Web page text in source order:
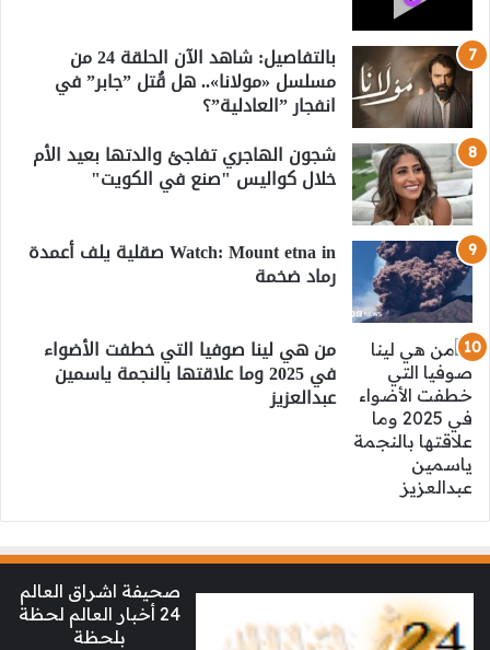
بالتفاصيل: شاهد الآن الحلقة 24 من
مسلسل «مولانا».. هل قُتل ”جابر” في
انفجار ”العادلية”؟
شجون الهاجري تفاجئ والدتها بعيد الأم
خلال كواليس "صنع في الكويت"
Watch: Mount etna in صقلية يلف أعمدة
رماد ضخمة
من هي لينا صوفيا التي خطفت الأضواء
في 2025 وما علاقتها بالنجمة ياسمين
عبدالعزيز
صحيفة اشراق العالم
24 أخبار العالم لحظة
بلحظة